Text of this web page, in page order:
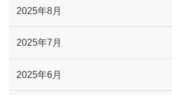
2025年8月
2025年7月
2025年6月